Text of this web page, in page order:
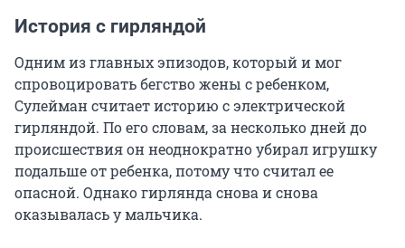
История с гирляндой
Одним из главных эпизодов, который и мог
спровоцировать бегство жены с ребенком,
Сулейман считает историю с электрической
гирляндой. По его словам, за несколько дней до
происшествия он неоднократно убирал игрушку
подальше от ребенка, потому что считал ее
опасной. Однако гирлянда снова и снова
оказывалась у мальчика.